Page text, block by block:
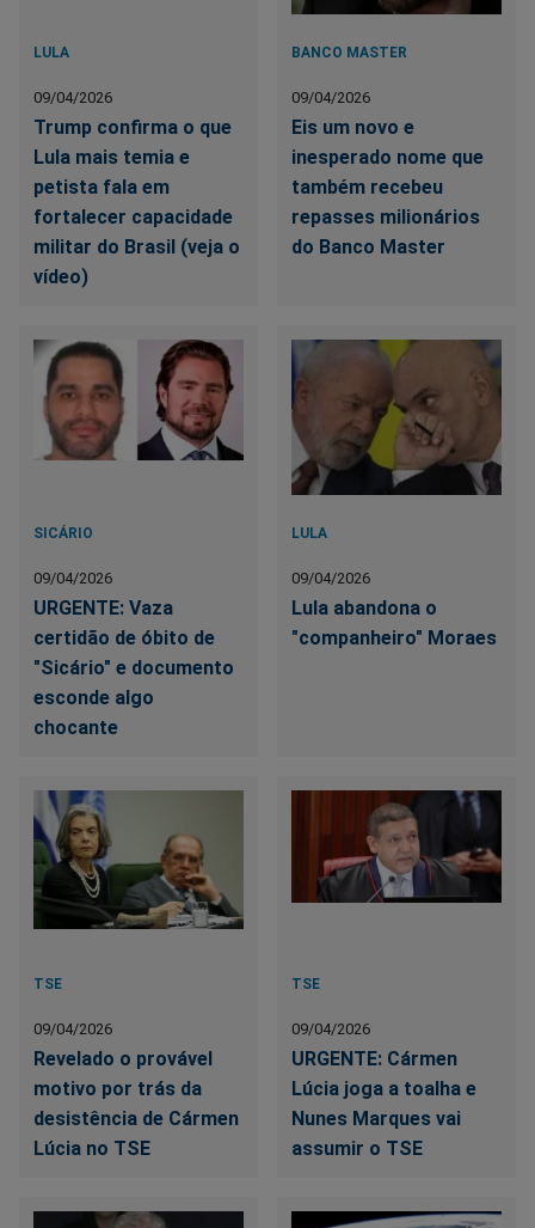
LULA
09/04/2026
Trump confirma o que
Lula mais temia e
petista fala em
fortalecer capacidade
militar do Brasil (veja o
vídeo)
BANCO MASTER
09/04/2026
Eis um novo e
inesperado nome que
também recebeu
repasses milionários
do Banco Master
SICÁRIO
09/04/2026
URGENTE: Vaza
certidão de óbito de
"Sicário" e documento
esconde algo
chocante
LULA
09/04/2026
Lula abandona o
"companheiro" Moraes
TSE
09/04/2026
Revelado o provável
motivo por trás da
desistência de Cármen
Lúcia no TSE
TSE
09/04/2026
URGENTE: Cármen
Lúcia joga a toalha e
Nunes Marques vai
assumir o TSE